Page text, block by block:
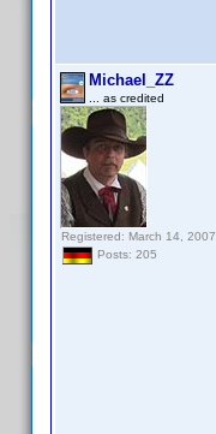
Michael_ZZ
... as credited
Registered: March 14, 2007
Posts: 205